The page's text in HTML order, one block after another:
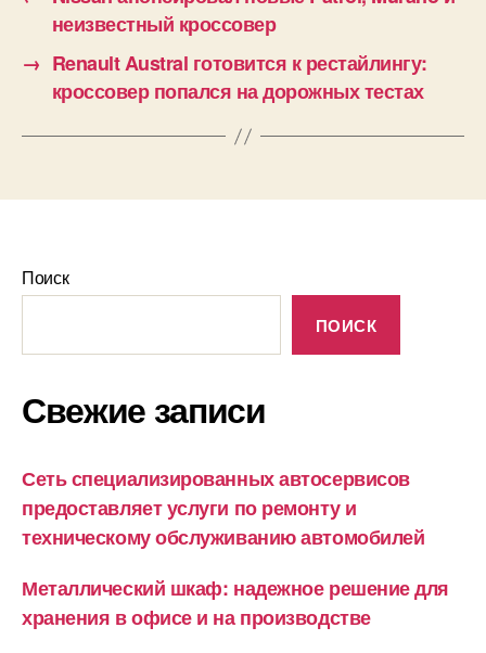
неизвестный кроссовер
→ Renault Austral готовится к рестайлингу:
кроссовер попался на дорожных тестах
Поиск
ПОИСК
Свежие записи
Сеть специализированных автосервисов
предоставляет услуги по ремонту и
техническому обслуживанию автомобилей
Металлический шкаф: надежное решение для
хранения в офисе и на производстве